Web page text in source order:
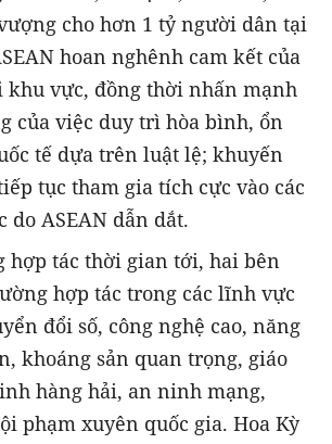
cho hơn 1 tỷ người dân tại
hoan nghênh cam kết của
khu vực, đồng thời nhấn mạnh
của việc duy trì hòa bình, ổn
tế dựa trên luật lệ; khuyến
tục tham gia tích cực vào các
do ASEAN dẫn dắt.
hợp tác thời gian tới, hai bên
hợp tác trong các lĩnh vực
đổi số, công nghệ cao, năng
khoáng sản quan trọng, giáo
hàng hải, an ninh mạng,
phạm xuyên quốc gia. Hoa Kỳ